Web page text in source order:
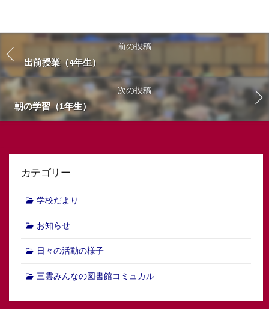
前の投稿
出前授業（4年生）
次の投稿
朝の学習（1年生）
カテゴリー
学校だより
お知らせ
日々の活動の様子
三雲みんなの図書館コミュカル